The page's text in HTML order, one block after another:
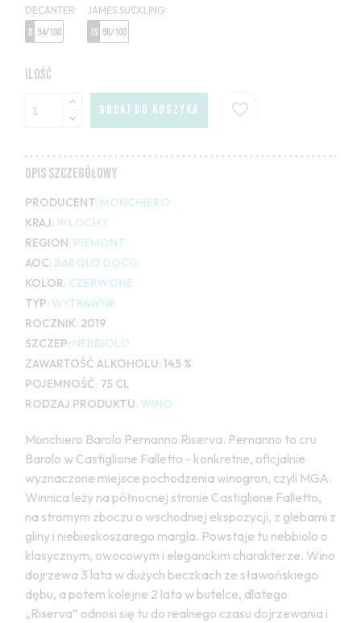
DECANTER
D 94/100
JAMES SUCKLING
JS 96/100
ILOŚĆ
DODAJ DO KOSZYKA favorite_border
OPIS SZCZEGÓŁOWY
PRODUCENT: MONCHIERO
KRAJ: WŁOCHY
REGION: PIEMONT
AOC: BAROLO DOCG
KOLOR: CZERWONE
TYP: WYTRAWNE
ROCZNIK: 2019
SZCZEP: NEBBIOLO
ZAWARTOŚĆ ALKOHOLU: 14,5 %
POJEMNOŚĆ: 75 CL
RODZAJ PRODUKTU: WINO
Monchiero Barolo Pernanno Riserva. Pernanno to cru
Barolo w Castiglione Falletto - konkretne, oficjalnie
wyznaczone miejsce pochodzenia winogron, czyli MGA.
Winnica leży na północnej stronie Castiglione Falletto,
na stromym zboczu o wschodniej ekspozycji, z glebami z
gliny i niebieskoszarego margla. Powstaje tu nebbiolo o
klasycznym, owocowym i eleganckim charakterze. Wino
dojrzewa 3 lata w dużych beczkach ze sławońskiego
dębu, a potem kolejne 2 lata w butelce, dlatego
„Riserva” odnosi się tu do realnego czasu dojrzewania i